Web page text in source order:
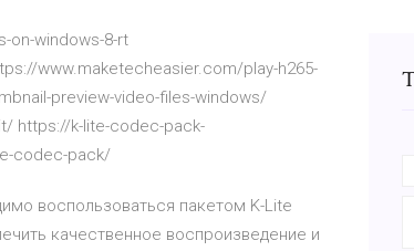
on-windows-8-rt
www.maketecheasier.com/play-h265-
preview-video-files-windows/
https://k-lite-codec-pack-
codec-pack/
воспользоваться пакетом K-Lite
качественное воспроизведение и